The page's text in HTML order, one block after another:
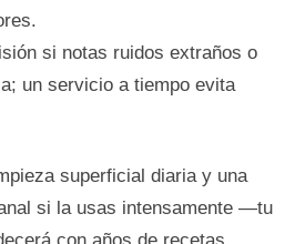
si notas ruidos extraños o
un servicio a tiempo evita
superficial diaria y una
si la usas intensamente —tu